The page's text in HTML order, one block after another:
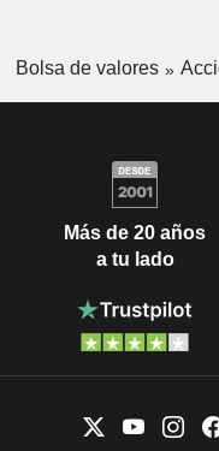
Bolsa de valores
Más de 20 años
a tu lado